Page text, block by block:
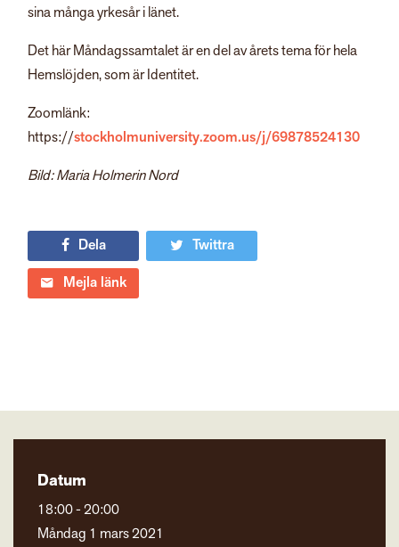
sina många yrkesår i länet.
Det här Måndagssamtalet är en del av årets tema för hela
Hemslöjden, som är Identitet.
Zoomlänk:
https://stockholmuniversity.zoom.us/j/69878524130
Bild: Maria Holmerin Nord
Dela
Twittra
Mejla länk
Datum
18:00 - 20:00
Måndag 1 mars 2021